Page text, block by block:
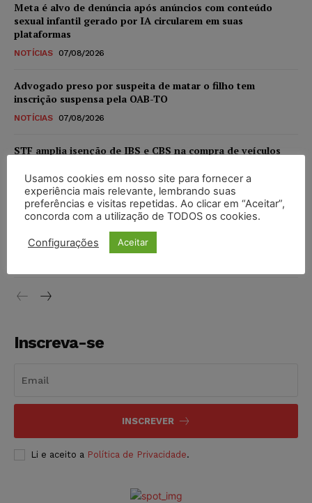
Meta é alvo de denúncia após anúncios com conteúdo
sexual infantil gerado por IA circularem em suas
plataformas
NOTÍCIAS 07/08/2026
Advogado preso por suspeita de matar o filho tem
inscrição suspensa pela OAB-TO
NOTÍCIAS 07/08/2026
STF amplia isenção de IBS e CBS na compra de veículos
níveis
DIREITO TRIBUTÁRIO 07/08/2026
Justiça do Trabalho mantém justa causa de empregado que
vendia canetas emagrecedoras no local de trabalho
Inscreva-se
INSCREVER
Li e aceito a Política de Privacidade.
Usamos cookies em nosso site para fornecer a
experiência mais relevante, lembrando suas
preferências e visitas repetidas. Ao clicar em “Aceitar”,
concorda com a utilização de TODOS os cookies.
Configurações Aceitar